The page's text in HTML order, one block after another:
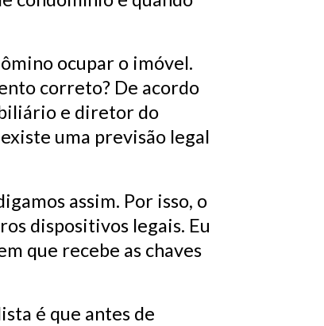
ocupar o imóvel.
correto? De acordo
e diretor do
uma previsão legal
assim. Por isso, o
dispositivos legais. Eu
que recebe as chaves
é que antes de